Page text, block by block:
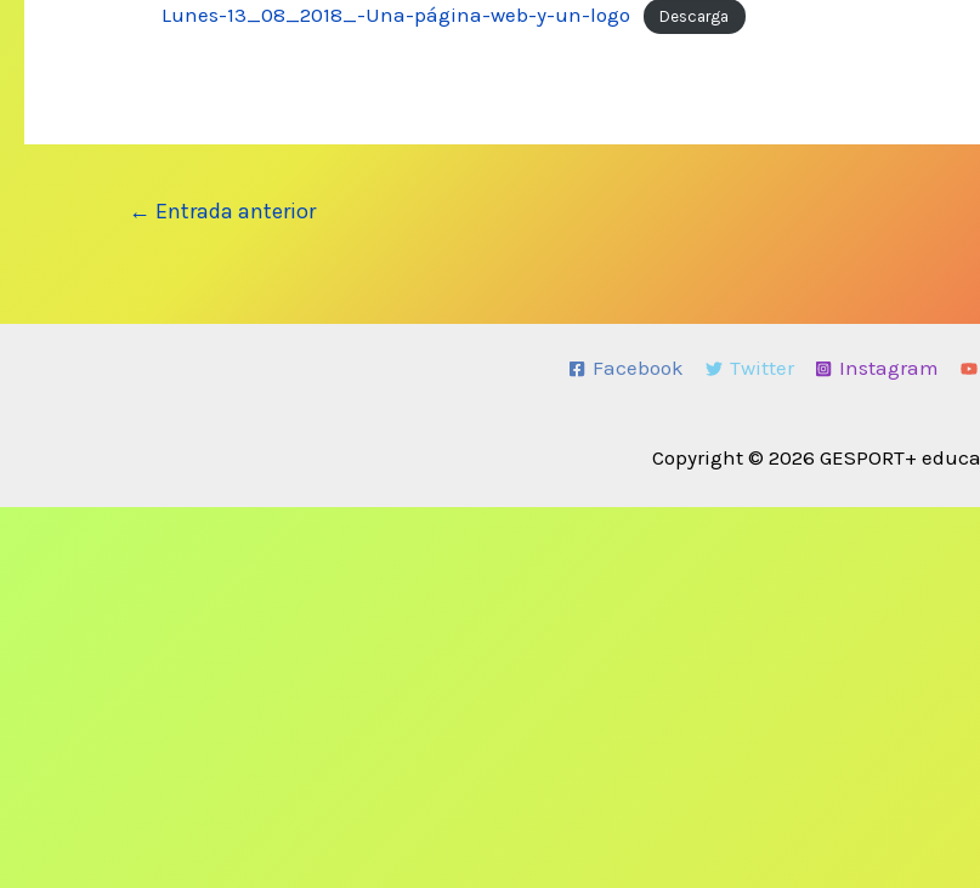
Lunes-13_08_2018_-Una-página-web-y-un-logo Descarga
Navegación
← Entrada anterior
Facebook Twitter Instagram
Copyright © 2026 GESPORT+ educa